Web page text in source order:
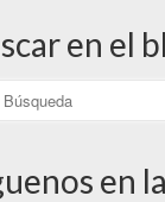
en el
en